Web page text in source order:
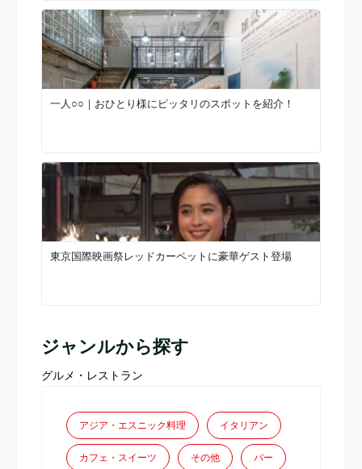
一人○○｜おひとり様にピッタリのスポットを紹介！
東京国際映画祭レッドカーペットに豪華ゲスト登場
ジャンルから探す
グルメ・レストラン
アジア・エスニック料理 イタリアン
カフェ・スイーツ その他 バー